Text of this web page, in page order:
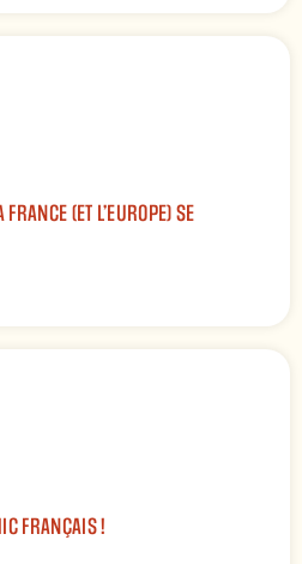
(ET L’EUROPE) SE
FRANÇAIS !